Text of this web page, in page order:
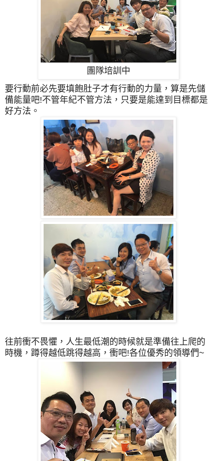
團隊培訓中
要行動前必先要填飽肚子才有行動的力量，算是先儲
備能量吧!不管年紀不管方法，只要是能達到目標都是
好方法。
往前衝不畏懼，人生最低潮的時候就是準備往上爬的
時機，蹲得越低跳得越高，衝吧!各位優秀的領導們~